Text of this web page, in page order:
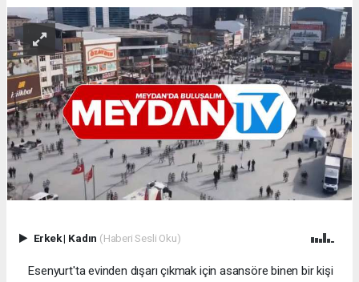
Erkek| Kadın (Haberi Sesli Oku)
Esenyurt'ta evinden dışarı çıkmak için asansöre binen bir kişi